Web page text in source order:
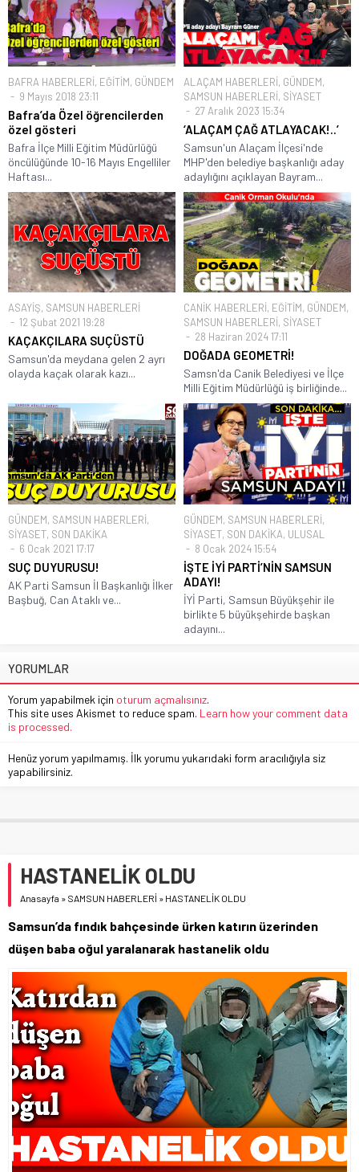
BAFRA HABERLERİ, EĞİTİM, GÜNDEM
9 Mayıs 2018 23:11
Bafra’da Özel öğrencilerden
özel gösteri
Bafra İlçe Milli Eğitim Müdürlüğü
öncülüğünde 10-16 Mayıs Engelliler
Haftası...
ALAÇAM HABERLERİ, GÜNDEM,
SAMSUN HABERLERİ, SİYASET
27 Aralık 2023 15:34
‘ALAÇAM ÇAĞ ATLAYACAK!..’
Samsun'un Alaçam İlçesi'nde
MHP'den belediye başkanlığı aday
adaylığını açıklayan Bayram...
ASAYİŞ, SAMSUN HABERLERİ
12 Şubat 2021 19:28
KAÇAKÇILARA SUÇÜSTÜ
Samsun'da meydana gelen 2 ayrı
olayda kaçak olarak kazı...
CANİK HABERLERİ, EĞİTİM, GÜNDEM,
SAMSUN HABERLERİ, SİYASET
28 Haziran 2024 17:11
DOĞADA GEOMETRİ!
Samsn'da Canik Belediyesi ve İlçe
Milli Eğitim Müdürlüğü iş birliğinde...
GÜNDEM, SAMSUN HABERLERİ,
SİYASET, SON DAKİKA
6 Ocak 2021 17:17
SUÇ DUYURUSU!
AK Parti Samsun İl Başkanlığı İlker
Başbuğ, Can Ataklı ve...
GÜNDEM, SAMSUN HABERLERİ,
SİYASET, SON DAKİKA, ULUSAL
8 Ocak 2024 15:54
İŞTE İYİ PARTİ’NİN SAMSUN
ADAYI!
İYİ Parti, Samsun Büyükşehir ile
birlikte 5 büyükşehirde başkan
adayını...
YORUMLAR
Yorum yapabilmek için oturum açmalısınız.
This site uses Akismet to reduce spam. Learn how your comment data
is processed.
Henüz yorum yapılmamış. İlk yorumu yukarıdaki form aracılığıyla siz
yapabilirsiniz.
HASTANELİK OLDU
Anasayfa » SAMSUN HABERLERİ » HASTANELİK OLDU
Samsun’da fındık bahçesinde ürken katırın üzerinden
düşen baba oğul yaralanarak hastanelik oldu